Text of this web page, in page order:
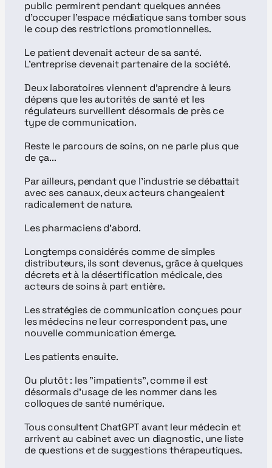
public permirent pendant quelques années
d'occuper l'espace médiatique sans tomber sous
le coup des restrictions promotionnelles.
Le patient devenait acteur de sa santé.
L'entreprise devenait partenaire de la société.
Deux laboratoires viennent d'aprendre à leurs
dépens que les autorités de santé et les
régulateurs surveillent désormais de près ce
type de communication.
Reste le parcours de soins, on ne parle plus que
de ça...
Par ailleurs, pendant que l'industrie se débattait
avec ses canaux, deux acteurs changeaient
radicalement de nature.
Les pharmaciens d'abord.
Longtemps considérés comme de simples
distributeurs, ils sont devenus, grâce à quelques
décrets et à la désertification médicale, des
acteurs de soins à part entière.
Les stratégies de communication conçues pour
les médecins ne leur correspondent pas, une
nouvelle communication émerge.
Les patients ensuite.
Ou plutôt : les "impatients", comme il est
désormais d'usage de les nommer dans les
colloques de santé numérique.
Tous consultent ChatGPT avant leur médecin et
arrivent au cabinet avec un diagnostic, une liste
de questions et de suggestions thérapeutiques.